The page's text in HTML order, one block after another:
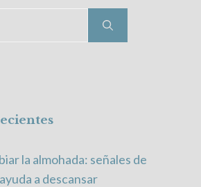
la almohada: señales de
a descansar